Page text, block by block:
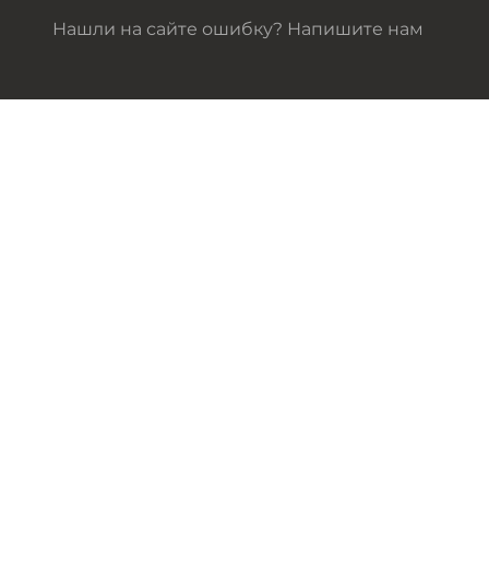
Нашли на сайте ошибку? Напишите нам